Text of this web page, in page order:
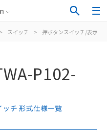
> スイッチ > 押ボタンスイッチ/表示灯
P102-
チ 形式仕様一覧